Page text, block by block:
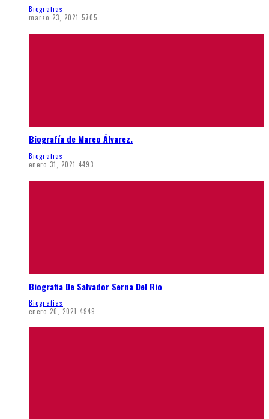
Biografias
marzo 23, 2021 5705
Biografía de Marco Álvarez.
Biografias
enero 31, 2021 4493
Biografia De Salvador Serna Del Rio
Biografias
enero 20, 2021 4949